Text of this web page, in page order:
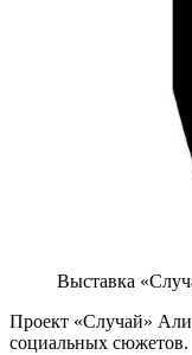
Выставка
Проект «Случай»
социальных сюжетов.